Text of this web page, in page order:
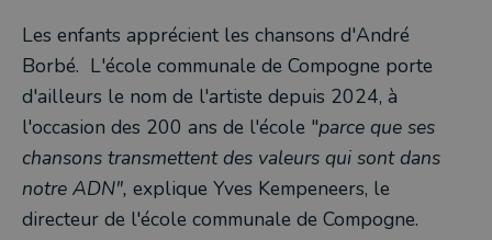
Les enfants apprécient les chansons d'André
Borbé. L'école communale de Compogne porte
d'ailleurs le nom de l'artiste depuis 2024, à
l'occasion des 200 ans de l'école "parce que ses
chansons transmettent des valeurs qui sont dans
notre ADN", explique Yves Kempeneers, le
directeur de l'école communale de Compogne.